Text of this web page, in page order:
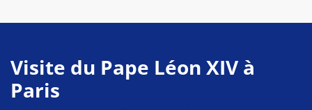
Visite du Pape Léon XIV à
Paris